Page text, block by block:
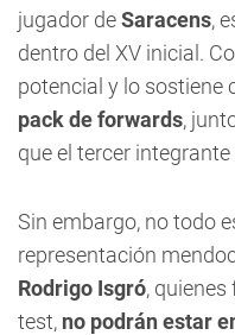
jugador deSaracens,
dentro del XV inicial.
potencial y lo sostiene
pack de forwards,
que el tercer
Sin embargo, no todo
representación
Rodrigo Isgró,
test, no podrán estar